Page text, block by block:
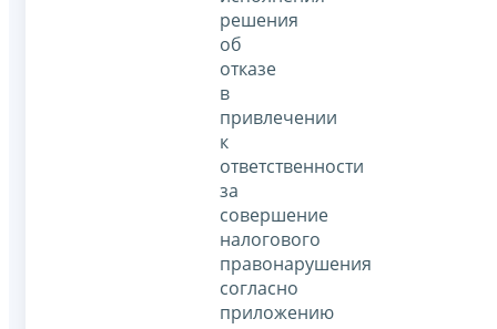
решения
об
отказе
в
привлечении
к
ответственности
за
совершение
налогового
правонарушения
согласно
приложению